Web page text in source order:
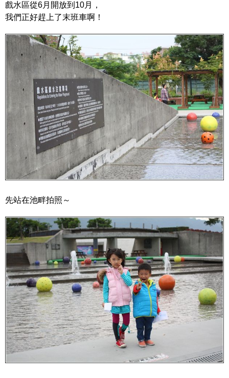
戲水區從6月開放到10月，
我們正好趕上了末班車啊！
先站在池畔拍照～